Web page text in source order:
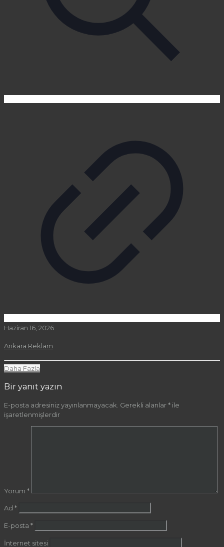
Haziran 16, 2026
Ankara Reklam
Daha Fazla
Bir yanıt yazın
E-posta adresiniz yayınlanmayacak. Gerekli alanlar* ile
işaretlenmişlerdir
Yorum *
Ad *
E-posta *
İnternet sitesi